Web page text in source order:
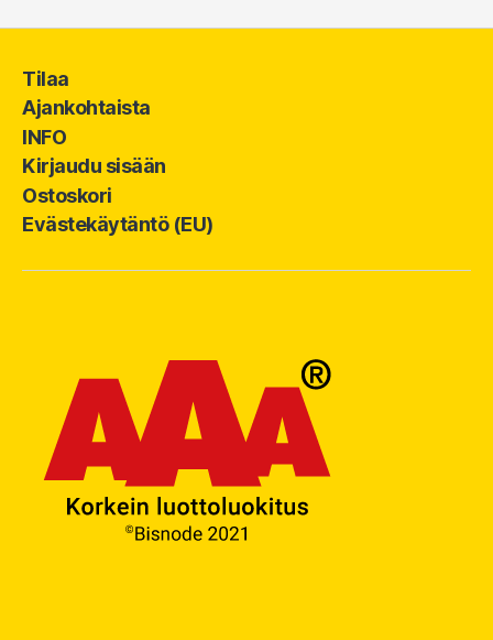
Tilaa
Ajankohtaista
INFO
Kirjaudu sisään
Ostoskori
Evästekäytäntö (EU)